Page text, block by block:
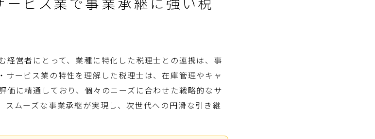
経営者にとって、業種に特化した税理士との連携は、事
サービス業の特性を理解した税理士は、在庫管理やキャ
価に精通しており、個々のニーズに合わせた戦略的なサ
スムーズな事業承継が実現し、次世代への円滑な引き継